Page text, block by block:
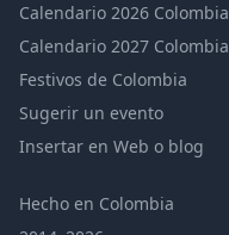
Calendario 2026 Colombia
Calendario 2027 Colombia
Festivos de Colombia
Sugerir un evento
Insertar en Web o blog
Hecho en Colombia